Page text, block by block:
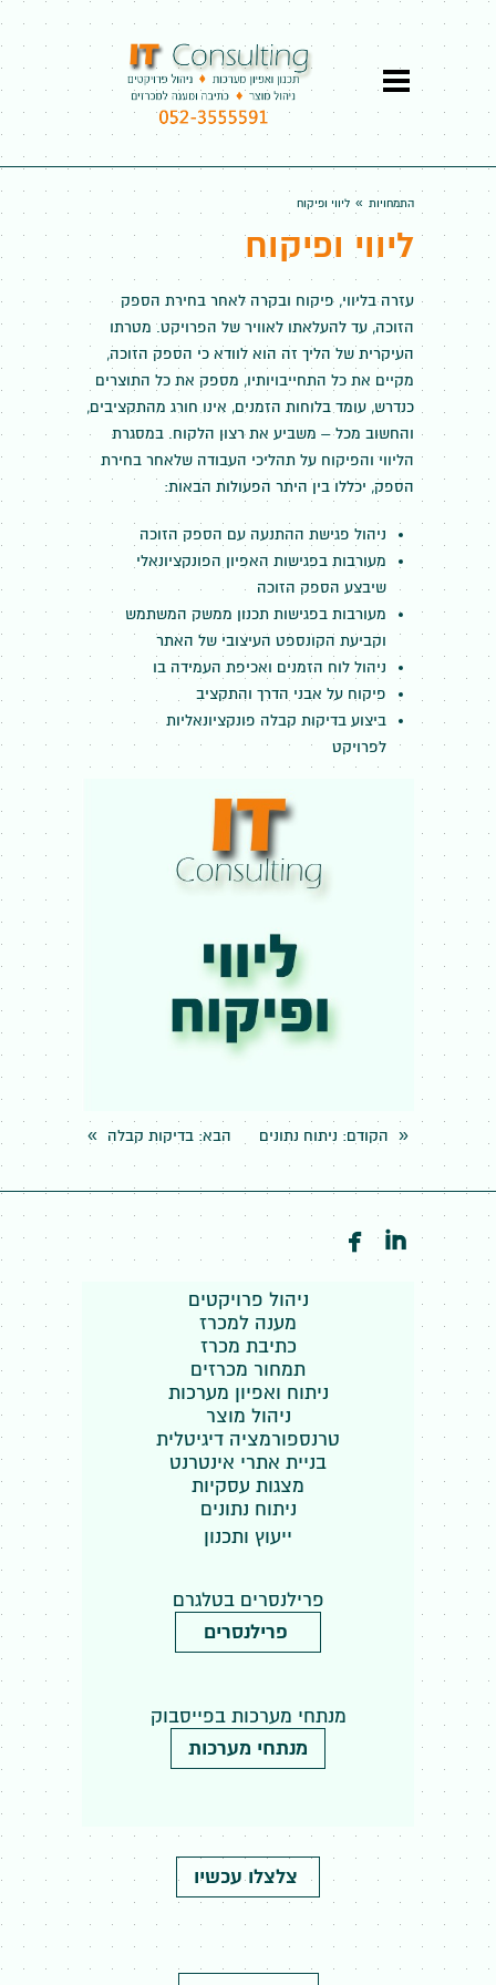
התמחויות » ליווי ופיקוח
ליווי ופיקוח
עזרה בליווי, פיקוח ובקרה לאחר בחירת הספק
הזוכה, עד להעלאתו לאוויר של הפרויקט. מטרתו
העיקרית של הליך זה הוא לוודא כי הספק הזוכה,
מקיים את כל התחייבויותיו, מספק את כל התוצרים
כנדרש, עומד בלוחות הזמנים, אינו חורג מהתקציבים,
והחשוב מכל – משביע את רצון הלקוח. במסגרת
הליווי והפיקוח על תהליכי העבודה שלאחר בחירת
הספק, יכללו בין היתר הפעולות הבאות:
ניהול פגישת ההתנעה עם הספק הזוכה
מעורבות בפגישות האפיון הפונקציונאלי
שיבצע הספק הזוכה
מעורבות בפגישות תכנון ממשק המשתמש
וקביעת הקונספט העיצובי של האתר
ניהול לוח הזמנים ואכיפת העמידה בו
פיקוח על אבני הדרך והתקציב
ביצוע בדיקות קבלה פונקציונאליות
לפרויקט
« הקודם: ניתוח נתונים הבא: בדיקות קבלה »
 
ניהול פרויקטים
מענה למכרז
כתיבת מכרז
תמחור מכרזים
ניתוח ואפיון מערכות
ניהול מוצר
טרנספורמציה דיגיטלית
בניית אתרי אינטרנט
מצגות עסקיות
ניתוח נתונים
ייעוץ ותכנון
פרילנסרים בטלגרם
פרילנסרים
מנתחי מערכות בפייסבוק
מנתחי מערכות
צלצלו עכשיו